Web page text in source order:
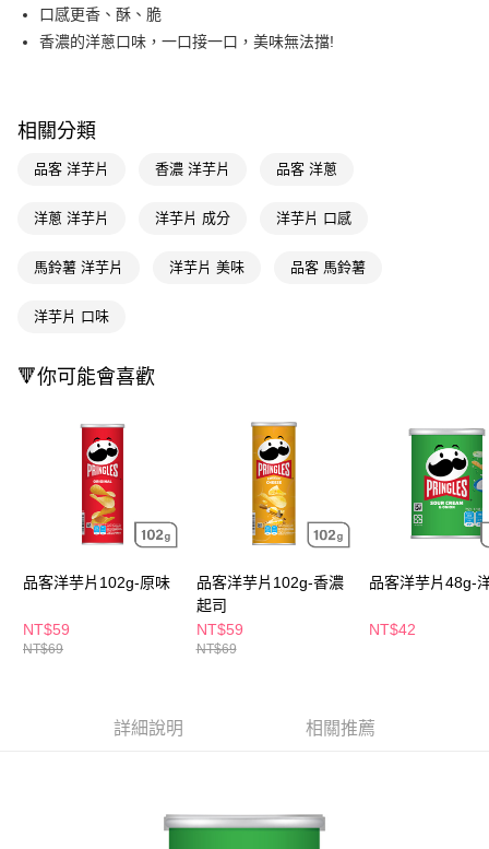
Apple Pay
Google Pay
相關說明
便利好安心！
２．便利：只要手機號碼，簡訊認證，即可結帳。
【「AFTEE先享後付」結帳流程】
２．訂單成立數日內，您將收到繳費通知簡訊。
３．收到繳費通知簡訊後14天內，點擊此簡訊中的連結，可透過四大超商／
ATM／網路銀行／等多元方式進行付款，方視為交易完成。
※ 請注意：結帳手續完成當下不需立刻繳費，但若您需要取消訂單，請聯絡
購買商品的店家。未經商家同意取消之訂單仍視為有效，需透過AFTEE先享
後付繳納相關費用。
※ 交易是否成功請以「AFTEE先享後付 」之結帳頁面顯示為準，若有關於
客戶支援中心」https://netprotections.freshdesk.com/support/home
【注意事項】
１．透過由恩沛科技股份有限公司提供之「AFTEE先享後付」服務完成之交
https://aftee.tw/terms/#terms3
時審查核予不同之上限額度；若仍有額度不足之情形，本公司將視審查結果
每筆NT$65，滿NT$390(含以上)免運費
每筆NT$65，滿NT$390(含以上)免運費
萊爾富取貨付款
每筆NT$65，滿NT$490(含以上)免運費
付款後萊爾富取貨
每筆NT$65，滿NT$490(含以上)免運費
7-11取貨付款
每筆NT$65，滿NT$490(含以上)免運費
每筆NT$65，滿NT$490(含以上)免運費
付款後寶雅門市自取(由倉庫統一出貨)
口感更香、酥、脆
香濃的洋蔥口味，一口接一口，美味無法擋!
相關分類
品客 洋芋片 香濃 洋芋片 品客 洋蔥
洋蔥 洋芋片 洋芋片 成分 洋芋片 口感
馬鈴薯 洋芋片 洋芋片 美味 品客 馬鈴薯
洋芋片 口味
🔻你可能會喜歡
品客洋芋片102g-原味
NT$59
NT$69
品客洋芋片102g-香濃
起司
NT$59
NT$69
品客洋芋片48g-
NT$42
詳細說明 相關推薦